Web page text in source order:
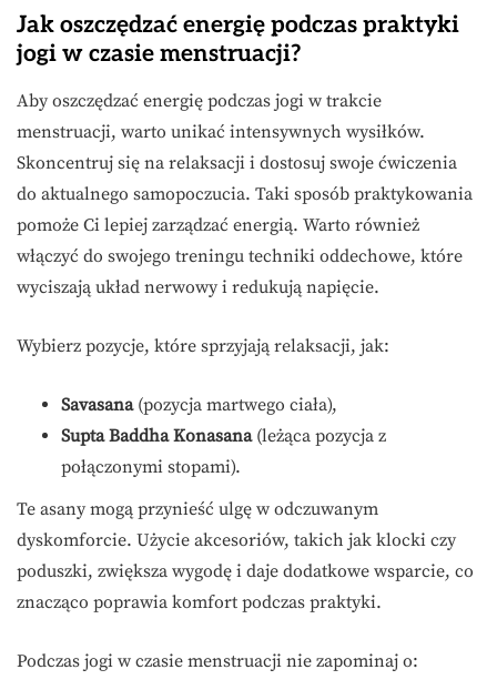
Jak oszczędzać energię podczas praktyki
jogi w czasie menstruacji?
Aby oszczędzać energię podczas jogi w trakcie
menstruacji, warto unikać intensywnych wysiłków.
Skoncentruj się na relaksacji i dostosuj swoje ćwiczenia
do aktualnego samopoczucia. Taki sposób praktykowania
pomoże Ci lepiej zarządzać energią. Warto również
włączyć do swojego treningu techniki oddechowe, które
wyciszają układ nerwowy i redukują napięcie.
Wybierz pozycje, które sprzyjają relaksacji, jak:
Savasana(pozycja martwego ciała),
Supta Baddha Konasana(leżąca pozycja z
połączonymi stopami).
Te asany mogą przynieść ulgę w odczuwanym
dyskomforcie. Użycie akcesoriów, takich jak klocki czy
poduszki, zwiększa wygodę i daje dodatkowe wsparcie, co
znacząco poprawia komfort podczas praktyki.
Podczas jogi w czasie menstruacji nie zapominaj o: